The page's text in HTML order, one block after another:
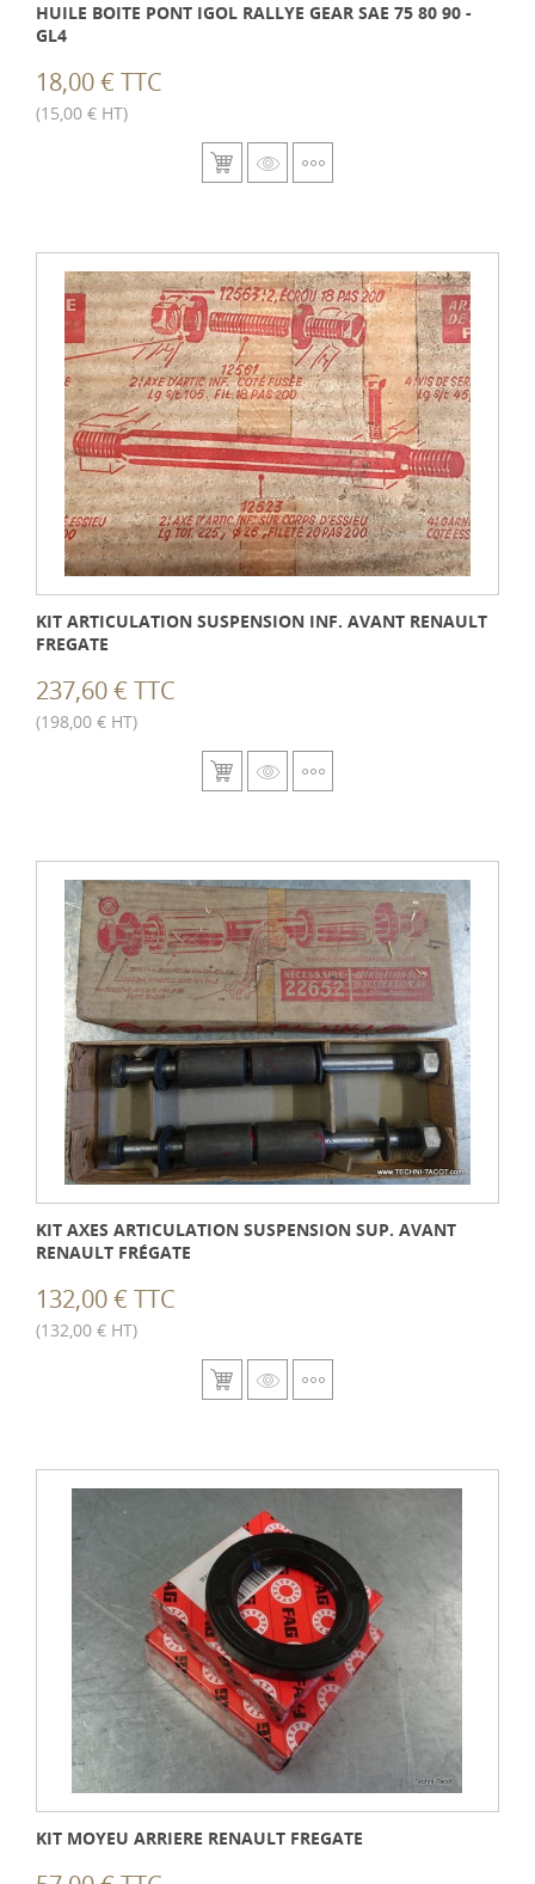
HUILE BOITE PONT IGOL RALLYE GEAR SAE 75 80 90 -
GL4
18,00 € TTC
(15,00 € HT)
KIT ARTICULATION SUSPENSION INF. AVANT RENAULT
FREGATE
237,60 € TTC
(198,00 € HT)
KIT AXES ARTICULATION SUSPENSION SUP. AVANT
RENAULT FRÉGATE
132,00 € TTC
(132,00 € HT)
KIT MOYEU ARRIERE RENAULT FREGATE